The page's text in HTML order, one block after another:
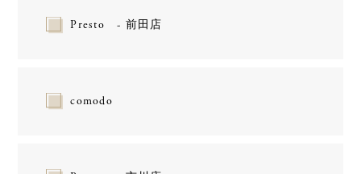
Presto - 前田店
comodo